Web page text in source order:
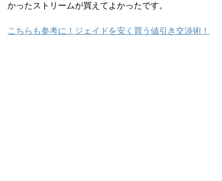
かったストリームが買えてよかったです。
こちらも参考に！ジェイドを安く買う値引き交渉術！